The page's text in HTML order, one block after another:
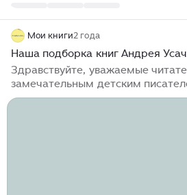
Мои книги2 года
Наша подборка книг Андрея
Здравствуйте, уважаемые
замечательным детским
Усачевым? Мы с дочерью давно